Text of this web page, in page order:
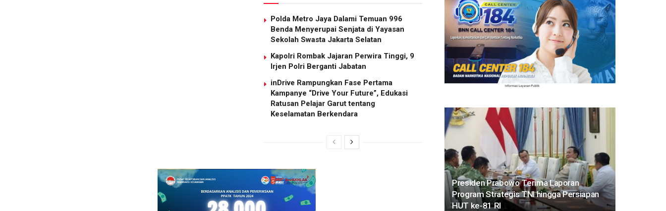
Polda Metro Jaya Dalami Temuan 996
Benda Menyerupai Senjata di Yayasan
Sekolah Swasta Jakarta Selatan
Kapolri Rombak Jajaran Perwira Tinggi, 9
Irjen Polri Berganti Jabatan
inDrive Rampungkan Fase Pertama
Kampanye “Drive Your Future”, Edukasi
Ratusan Pelajar Garut tentang
Keselamatan Berkendara
Presiden Prabowo Terima Laporan
Program Strategis TNI hingga Persiapan
HUT ke-81 RI